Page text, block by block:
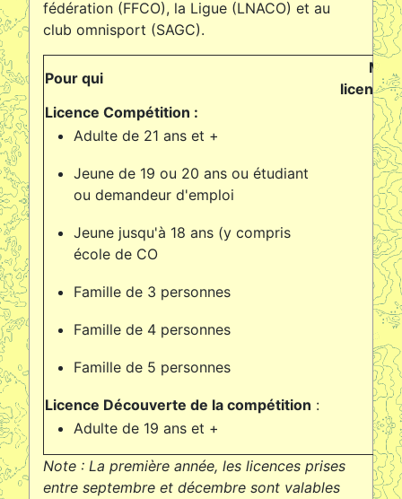
fédération (FFCO), la Ligue (LNACO) et au
club omnisport (SAGC).
Pour qui
licence
Licence Compétition :
Adulte de 21 ans et +
Jeune de 19 ou 20 ans ou étudiant
ou demandeur d'emploi
Jeune jusqu'à 18 ans (y compris
école de CO
Famille de 3 personnes
Famille de 4 personnes
Famille de 5 personnes
Licence Découverte de la compétition :
Adulte de 19 ans et +
Note : La première année, les licences prises
entre septembre et décembre sont valables